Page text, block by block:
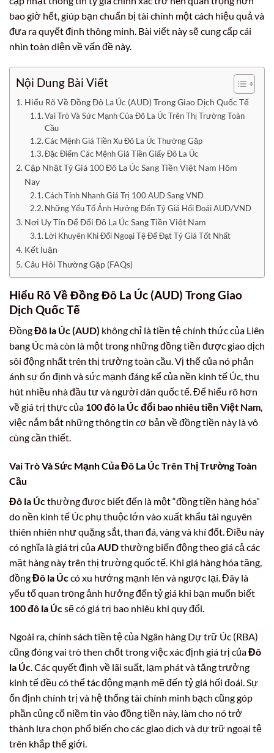
bao giờ hết, giúp bạn chuẩn bị tài chính một cách hiệu quả và
đưa ra quyết định thông minh. Bài viết này sẽ cung cấp cái
nhìn toàn diện về vấn đề này.
Nội Dung Bài Viết
Hiểu Rõ Về Đồng Đô La Úc (AUD) Trong Giao Dịch Quốc Tế
Vai Trò Và Sức Mạnh Của Đô La Úc Trên Thị Trường Toàn
Cầu
Các Mệnh Giá Tiền Xu Đô La Úc Thường Gặp
Đặc Điểm Các Mệnh Giá Tiền Giấy Đô La Úc
Cập Nhật Tỷ Giá 100 Đô La Úc Sang Tiền Việt Nam Hôm
Nay
Cách Tính Nhanh Giá Trị 100 AUD Sang VND
Những Yếu Tố Ảnh Hưởng Đến Tỷ Giá Hối Đoái AUD/VND
Nơi Uy Tín Để Đổi Đô La Úc Sang Tiền Việt Nam
Lời Khuyên Khi Đổi Ngoại Tệ Để Đạt Tỷ Giá Tốt Nhất
Kết luận
Câu Hỏi Thường Gặp (FAQs)
Hiểu Rõ Về Đồng Đô La Úc (AUD) Trong Giao
Dịch Quốc Tế
ĐồngĐô la Úc (AUD) không chỉ là tiền tệ chính thức của Liên
bang Úc mà còn là một trong những đồng tiền được giao dịch
sôi động nhất trên thị trường toàn cầu. Vị thế của nó phản
ánh sự ổn định và sức mạnh đáng kể của nền kinh tế Úc, thu
hút nhiều nhà đầu tư và người dân quốc tế. Để hiểu rõ hơn
về giá trị thực của 100 đô la Úc đổi bao nhiêu tiền Việt Nam,
việc nắm bắt những thông tin cơ bản về đồng tiền này là vô
cùng cần thiết.
Vai Trò Và Sức Mạnh Của Đô La Úc Trên Thị Trường Toàn
Cầu
Đô la Úcthường được biết đến là một “đồng tiền hàng hóa”
do nền kinh tế Úc phụ thuộc lớn vào xuất khẩu tài nguyên
thiên nhiên như quặng sắt, than đá, vàng và khí đốt. Điều này
có nghĩa là giá trị củaAUDthường biến động theo giá cả các
mặt hàng này trên thị trường quốc tế. Khi giá hàng hóa tăng,
đồngĐô la Úccó xu hướng mạnh lên và ngược lại. Đây là
yếu tố quan trọng ảnh hưởng đến tỷ giá khi bạn muốn biết
100 đô la Úcsẽ có giá trị bao nhiêu khi quy đổi.
Ngoài ra, chính sách tiền tệ của Ngân hàng Dự trữ Úc (RBA)
cũng đóng vai trò then chốt trong việc xác định giá trị củaĐô
la Úc. Các quyết định về lãi suất, lạm phát và tăng trưởng
kinh tế đều có thể tác động mạnh mẽ đến tỷ giá hối đoái. Sự
ổn định chính trị và hệ thống tài chính minh bạch cũng góp
phần củng cố niềm tin vào đồng tiền này, làm cho nó trở
thành lựa chọn phổ biến cho các giao dịch và dự trữ ngoại tệ
trên khắp thế giới.